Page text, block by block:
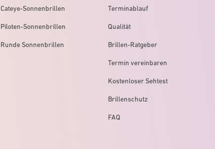
Cateye-Sonnenbrillen
Piloten-Sonnenbrillen
Runde Sonnenbrillen
Terminablauf
Qualität
Brillen-Ratgeber
Termin vereinbaren
Kostenloser Sehtest
Brillenschutz
FAQ